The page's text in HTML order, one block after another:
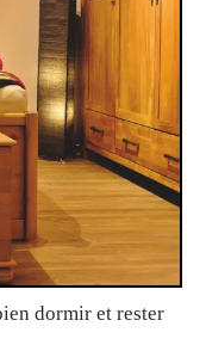
dormir et rester